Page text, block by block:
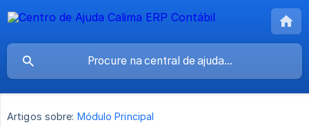
Artigos sobre: Módulo Principal